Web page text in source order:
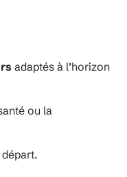
adaptés à l’horizon
ou la